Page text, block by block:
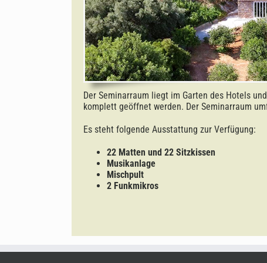
Der Seminarraum liegt im Garten des Hotels
komplett geöffnet werden. Der Seminarraum
Es steht folgende Ausstattung zur Verfügung:
22 Matten und 22 Sitzkissen
Musikanlage
Mischpult
2 Funkmikros